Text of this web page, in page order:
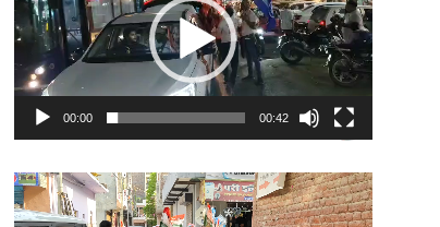
00:00 00:42
Video
Player